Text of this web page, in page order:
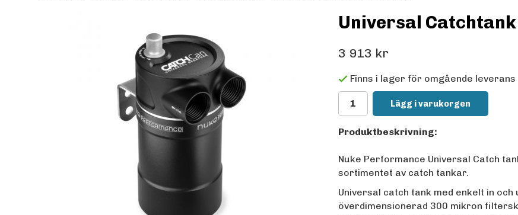
Universal
3 913 kr
Finns i lager för omgående leverans
Lägg i varukorgen
Produktbeskrivning:
Nuke Performance Universal Catch
sortimentet av catch tankar.
Universal catch tank med enkelt in
överdimensionerad 300 mikron